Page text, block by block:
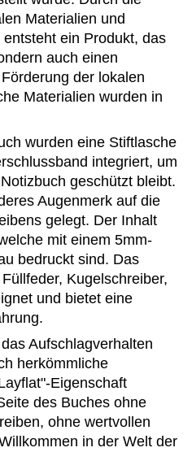
Materialien und
ein Produkt, das
auch einen
der lokalen
Materialien wurden in
wurden eine Stiftlasche
integriert, um
geschützt bleibt.
Augenmerk auf die
gelegt. Der Inhalt
mit einem 5mm-
bedruckt sind. Das
Kugelschreiber,
und bietet eine
Aufschlagverhalten
herkömmliche
Eigenschaft
des Buches ohne
ohne wertvollen
in der Welt der